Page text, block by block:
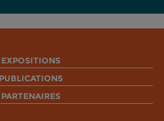
EXPOSITIONS
PUBLICATIONS
PARTENAIRES